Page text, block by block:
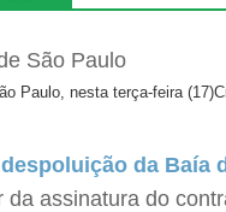
Paulo, nesta terça-feira (17)
da Baía
da assinatura do